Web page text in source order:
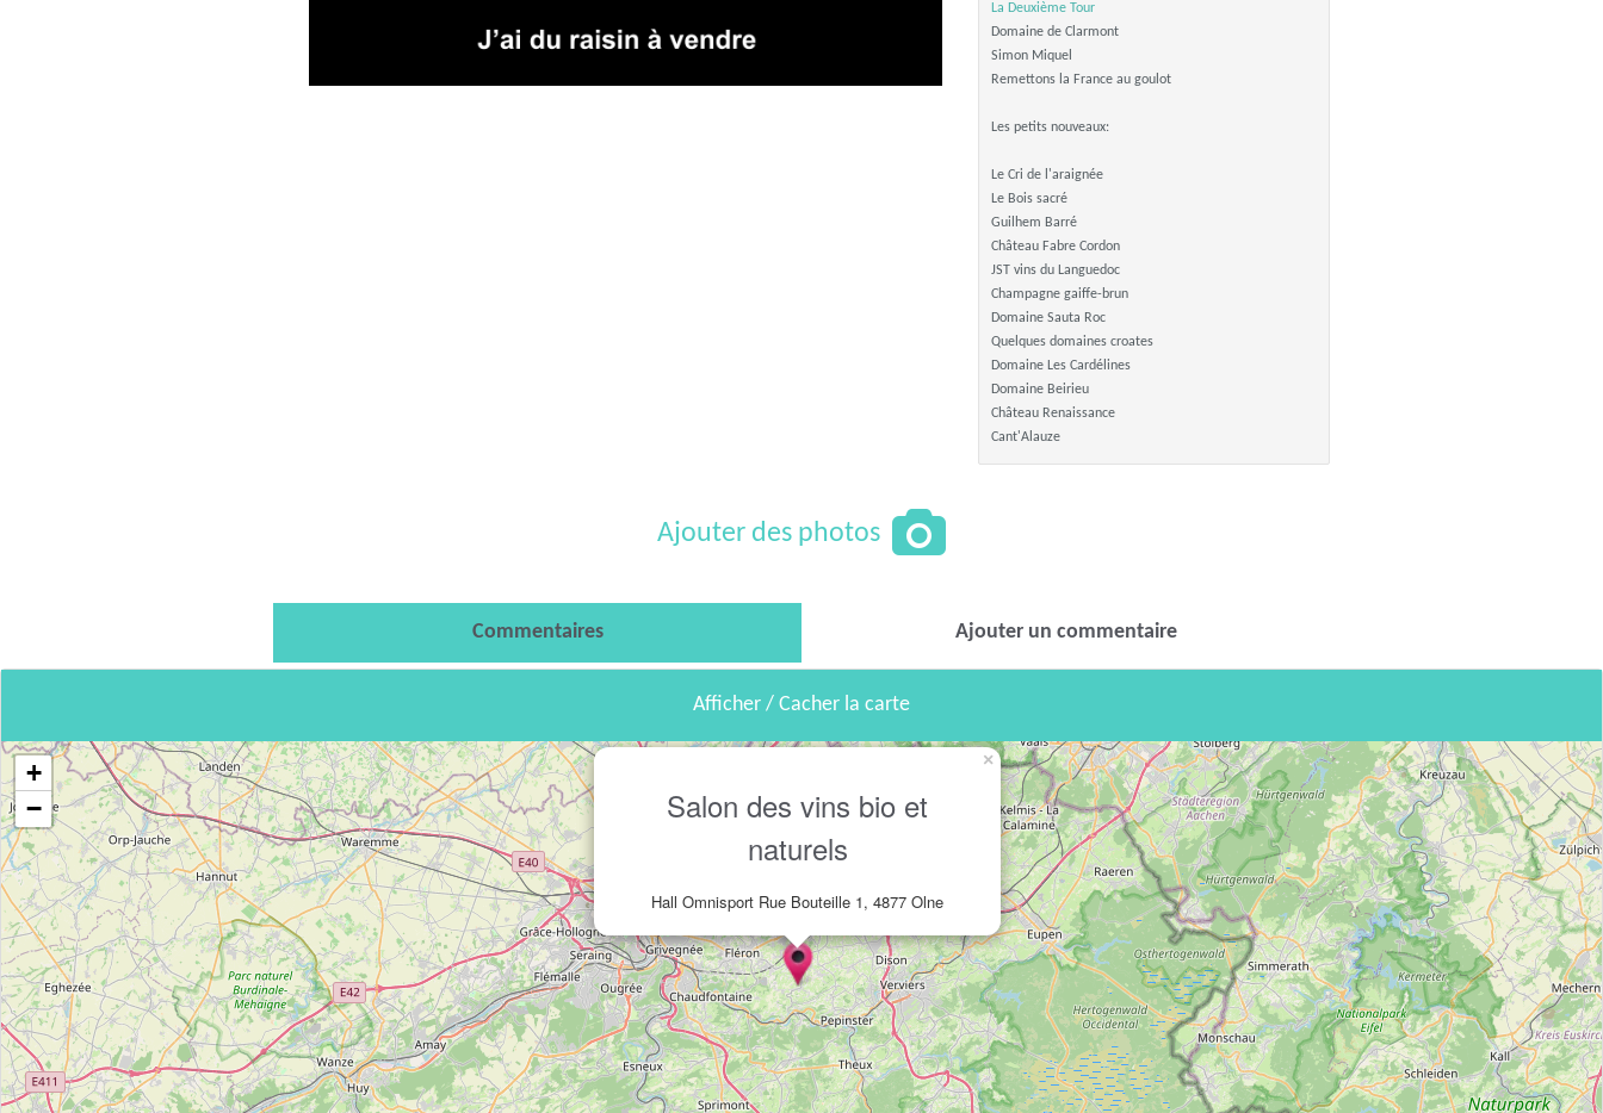
La Deuxième Tour
Domaine de Clarmont
Simon Miquel
Remettons la France au goulot
Les petits nouveaux:
Le Cri de l'araignée
Le Bois sacré
Guilhem Barré
Château Fabre Cordon
JST vins du Languedoc
Champagne gaiffe-brun
Domaine Sauta Roc
Quelques domaines croates
Domaine Les Cardélines
Domaine Beirieu
Château Renaissance
Cant'Alauze
Ajouter des photos
Commentaires Ajouter un commentaire
Afficher / Cacher la carte
Salon des vins bio et
naturels
Hall Omnisport Rue Bouteille 1, 4877 Olne
×
+
−